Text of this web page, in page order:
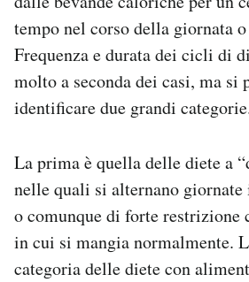
tempo nel corso della giornata
Frequenza e durata dei cicli di
molto a seconda dei casi, ma si
identificare due grandi
La prima è quella delle diete a
nelle quali si alternano
o comunque di forte restrizione
in cui si mangia normalmente.
categoria delle diete con